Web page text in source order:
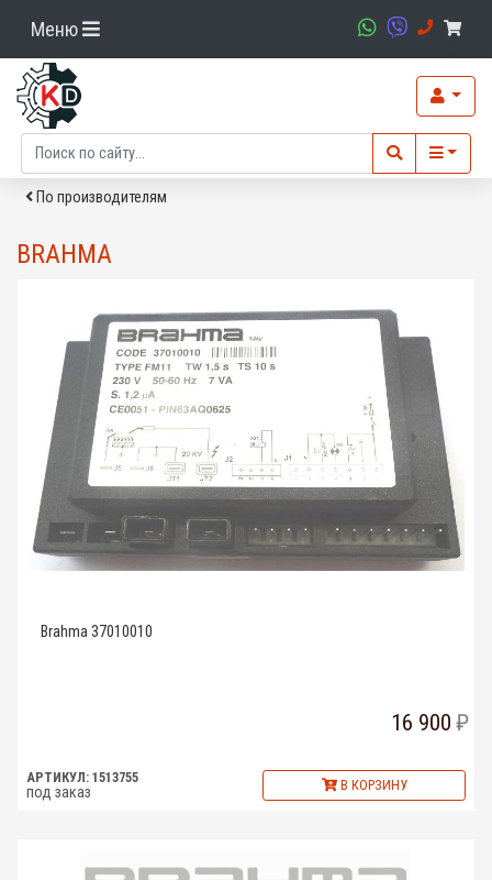
Меню
По производителям
BRAHMA
Brahma 37010010
16 900
АРТИКУЛ: 1513755
под заказ В КОРЗИНУ